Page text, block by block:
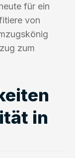
für ein
von
zum
in